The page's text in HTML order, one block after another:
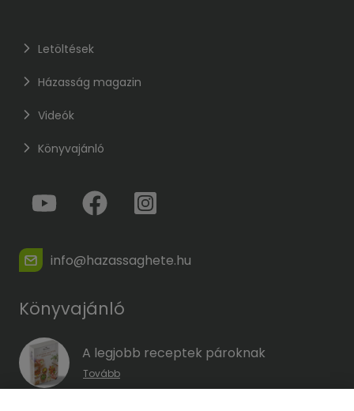
Letöltések
Házasság magazin
Videók
Könyvajánló
info@hazassaghete.hu
Könyvajánló
A legjobb receptek pároknak
Tovább